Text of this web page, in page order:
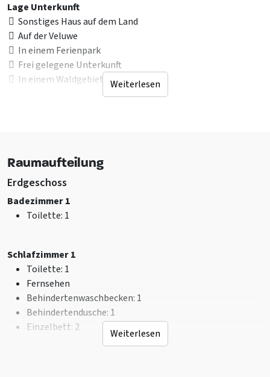
Lage Unterkunft
Sonstiges Haus auf dem Land
Auf der Veluwe
In einem Ferienpark
Frei gelegene Unterkunft
In einem Waldgebiet
Sanitär
Dusche: 5
Toilette: 6
Bad: 1
Einrichtung (Innen)
Sitzecke
Xbox
Herd: Gashaard
m2 Größe Wohnraum
Weiterlesen
Raumaufteilung
Erdgeschoss
Badezimmer 1
Toilette: 1
Schlafzimmer 1
Toilette: 1
Fernsehen
Behindertenwaschbecken: 1
Behindertendusche: 1
Einzelbett: 2 Weiterlesen